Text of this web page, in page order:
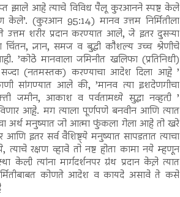
प्राप्त झाले आहे त्याचे विविध पैलू कुरआनने स्पष्ट केले
केले’. (कुरआन 95:14) मानव उत्तम निर्मितीला
उत्तम शरीर प्रदान करण्यात आले, जे इतर दुसऱ्या
चिंतन, ज्ञान, समज व बुद्धी कौशल्य उच्च श्रेणीचे
’कोठे मानवाला जमिनीत खलिफा (प्रतिनिधी)
सज्दा (नतमस्तक) करण्याचा आदेश दिला आहे़ ’
आले की, ’मानव त्या इशदेणगीचा
जमीन, आकाश व पर्वतामध्ये सुद्धा नव्हती़ ’
आहे़. मग त्याला पूर्णपणे बनवीन आणि त्यात
अर्थ मनुष्यात जो आत्मा फुंकला गेला आहे तो खरे
आणि इतर सर्व वैशिष्ट्‌ये मनुष्यात सापडतात त्याचा
रक्षण व्हावे तो नष्ट होता कामा नये म्हणून
केली़ त्यांना मार्गदर्शनपर ग्रंथ प्रदान केले़ त्यात
कोणते आदेश व कायदे असावे ते कसे